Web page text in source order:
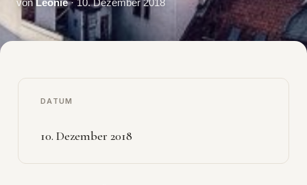
von Leonie· 10. Dezember 2018
DATUM
10. Dezember 2018